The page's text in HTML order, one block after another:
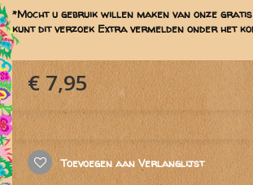
*Mocht u gebruik willen maken van onze
kunt dit verzoek Extra vermelden onder het
€ 7,95
Toevoegen aan Verlanglijst